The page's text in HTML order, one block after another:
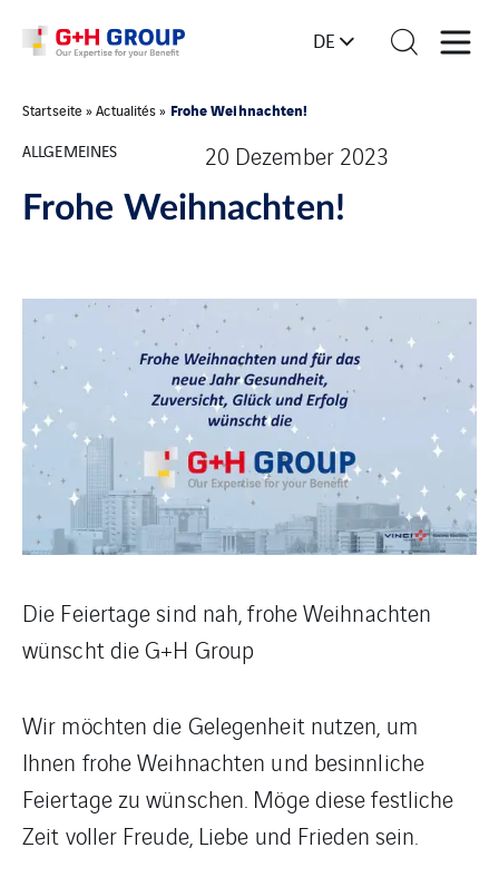
DE
Startseite »Actualités» Frohe Weihnachten!
ALLGEMEINES
20 Dezember 2023
Frohe Weihnachten!
Die Feiertage sind nah, frohe Weihnachten
wünscht die G+H Group
Wir möchten die Gelegenheit nutzen, um
Ihnen frohe Weihnachten und besinnliche
Feiertage zu wünschen. Möge diese festliche
Zeit voller Freude, Liebe und Frieden sein.